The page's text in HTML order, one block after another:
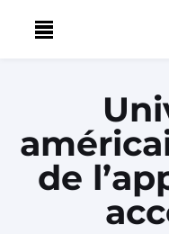
de